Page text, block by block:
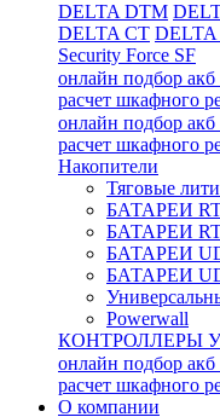
DELTA DTM
DELTA CT
Security Force SF
онлайн подбор
расчет шкафного
онлайн подбор
расчет шкафного
Накопители
Тяговые
БАТАРЕИ
БАТАРЕИ
БАТАРЕИ
БАТАРЕИ
Powerwall
КОНТРОЛЛЕРЫ
онлайн подбор
расчет шкафного
О компании